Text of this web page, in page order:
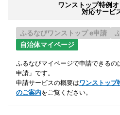
ワンストップ特例
対応サービ
ふるなびワンストップ e申請
自治体マイページ
ふるなびマイページで申請できる
申請」です。
申請サービスの概要はワンストップ
のご案内をご覧ください。